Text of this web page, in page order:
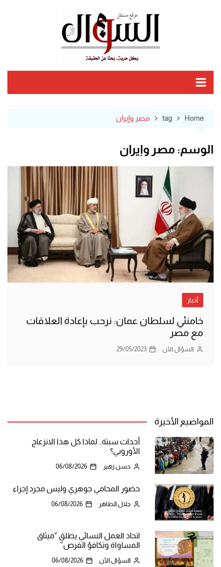
Home
tag مصر وإيران
الوسم: مصر وإيران
أخبار
خامنئي لسلطان عمان: نرحب بإعادة العلاقات
مع مصر
السؤال الآن 29/05/2023
المواضيع الأخيرة
أحداث سبتة.. لماذا كل هذا الانزعاج
الأوروبي؟
حسن زهير 06/08/2026
حضور المحامي جوهري وليس مجرد إجراء
جلال الطاهر 06/08/2026
اتحاد العمل النسائي يطلق “ميثاق
المساواة وتكافؤ الفرص”
السؤال الآن 06/08/2026